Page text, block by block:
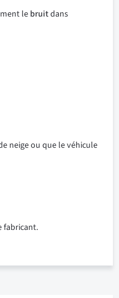
le bruitdans
neige ou que le véhicule
fabricant.